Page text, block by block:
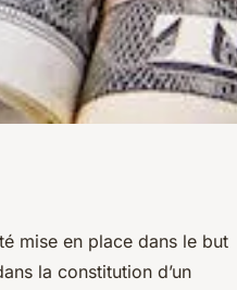
mise en place dans le but
la constitution d’un